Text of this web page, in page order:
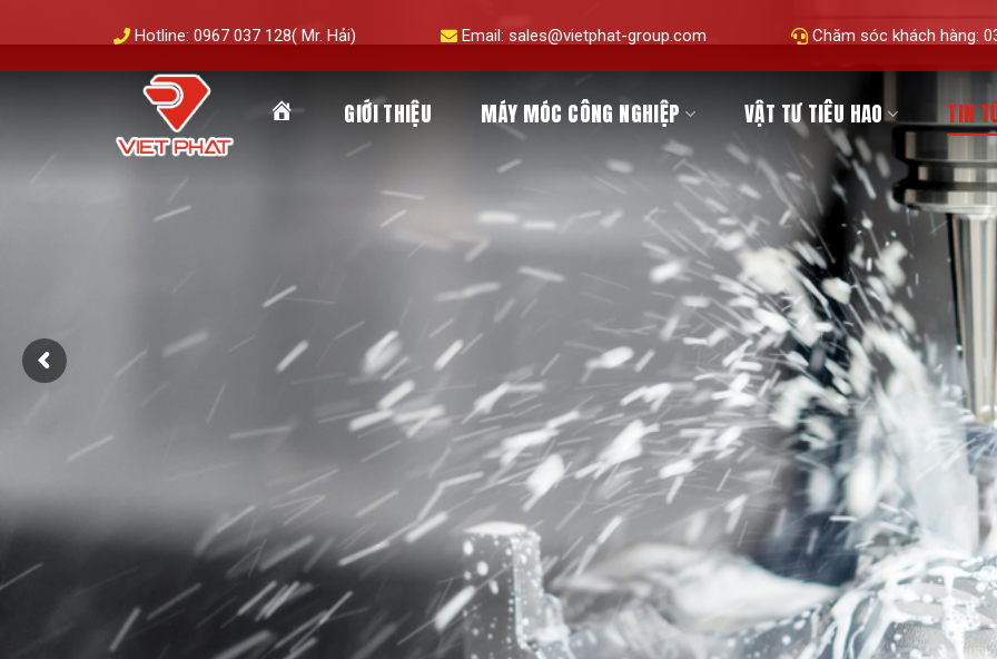
to
content
Hotline: 0967 037 128( Mr. Hải) Email: sales@vietphat-group.com Chăm sóc khách hàng:
TRANG GIỚI THIỆU MÁY MÓC CÔNG NGHIỆP VẬT TƯ TIÊU HAO TIN